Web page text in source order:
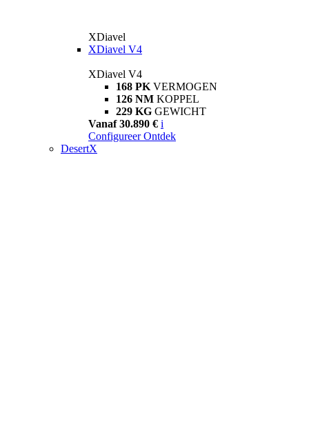
XDiavel
XDiavel V4
XDiavel V4
168 PK VERMOGEN
126 NM KOPPEL
229 KG GEWICHT
Vanaf 30.890 € i
Configureer Ontdek
DesertX